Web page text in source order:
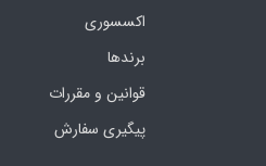
اکسسوری
برندها
قوانین و مقررات
پیگیری سفارش